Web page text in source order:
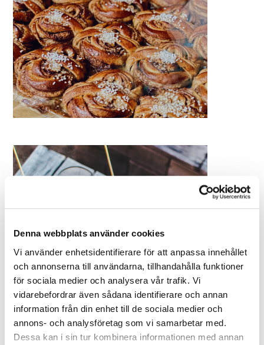
Denna webbplats använder cookies
Vi använder enhetsidentifierare för att anpassa innehållet
och annonserna till användarna, tillhandahålla funktioner
för sociala medier och analysera vår trafik. Vi
vidarebefordrar även sådana identifierare och annan
information från din enhet till de sociala medier och
annons- och analysföretag som vi samarbetar med.
Dessa kan i sin tur kombinera informationen med annan